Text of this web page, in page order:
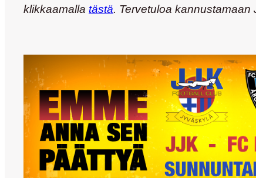
klikkaamalla tästä. Tervetuloa kannustamaan